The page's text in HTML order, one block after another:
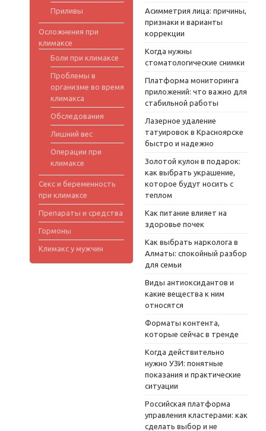
Приливы
Осложнения при
климаксе
Боли при климаксе
Проблемы в
организме во время
климакса
Обследования
Лишний вес
Операции при
климаксе
Секс и беременность
при климаксе
Препараты и средства
Гормоны
Климакс у мужчин
Асимметрия лица: причины,
признаки и варианты
коррекции
Когда нужны
стоматологические снимки
Платформа мониторинга
приложений: что важно для
стабильной работы
Лазерное удаление
татуировок в Красноярске
быстро и надежно
Золотой кулон в подарок:
как выбрать украшение,
которое будут носить с
теплом
Как питание влияет на
здоровье почек
Как выбрать нарколога в
Алматы: спокойный разбор
для семьи
Виды антиоксидантов и
какие вещества к ним
относятся
Форматы контента,
которые сейчас в тренде
Когда действительно
нужно УЗИ: понятные
показания и практические
ситуации
Российская платформа
управления кластерами: как
сделать выбор и не